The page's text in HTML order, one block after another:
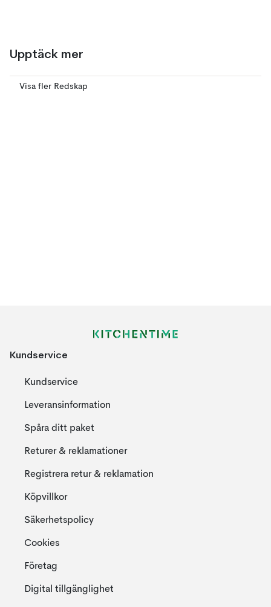
Upptäck mer
Visa fler Redskap
Kundservice
Kundservice
Leveransinformation
Spåra ditt paket
Returer & reklamationer
Registrera retur & reklamation
Köpvillkor
Säkerhetspolicy
Cookies
Företag
Digital tillgänglighet